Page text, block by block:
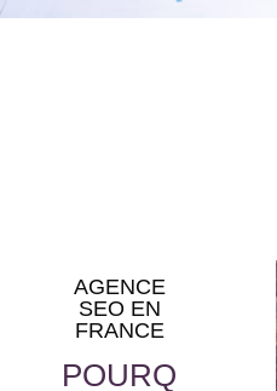
AGENCE
SEO EN
FRANCE
POURQ